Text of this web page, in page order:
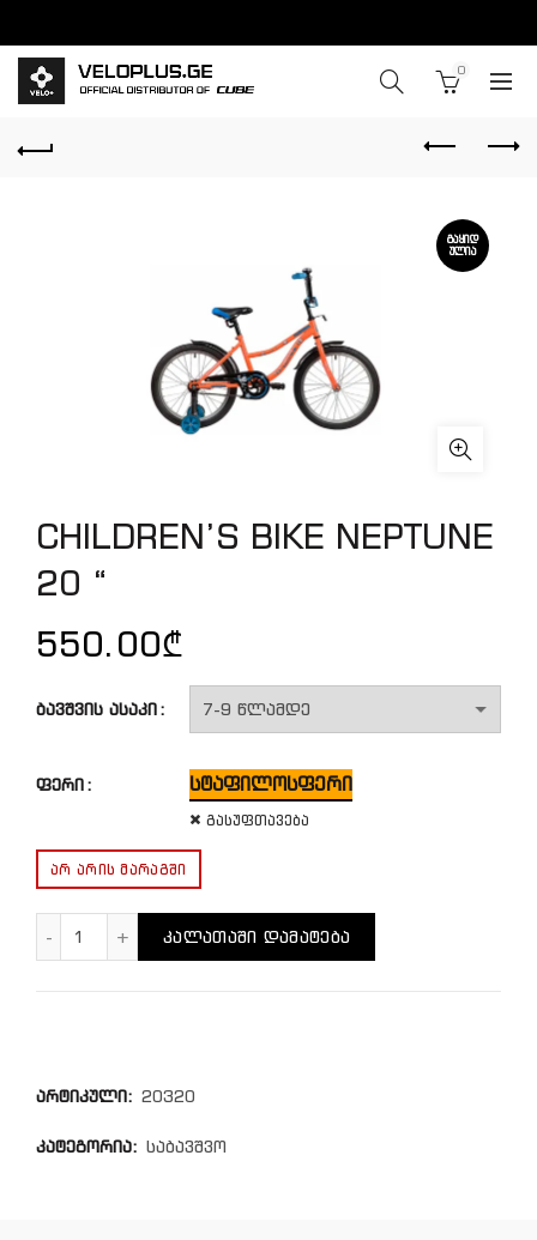
0
ᲒᲐᲧᲘᲓ
ᲣᲚᲘᲐ
CHILDREN’S BIKE NEPTUNE
20 “
550.00₾
ბავშვის ასაკი
ფერი სტაფილოსფერი
გასუფთავება
ᲐᲠ ᲐᲠᲘᲡ ᲛᲐᲠᲐᲒᲨᲘ
ᲙᲐᲚᲐᲗᲐᲨᲘ ᲓᲐᲛᲐᲢᲔᲑᲐ
არტიკული: 20320
კატეგორია: საბავშვო